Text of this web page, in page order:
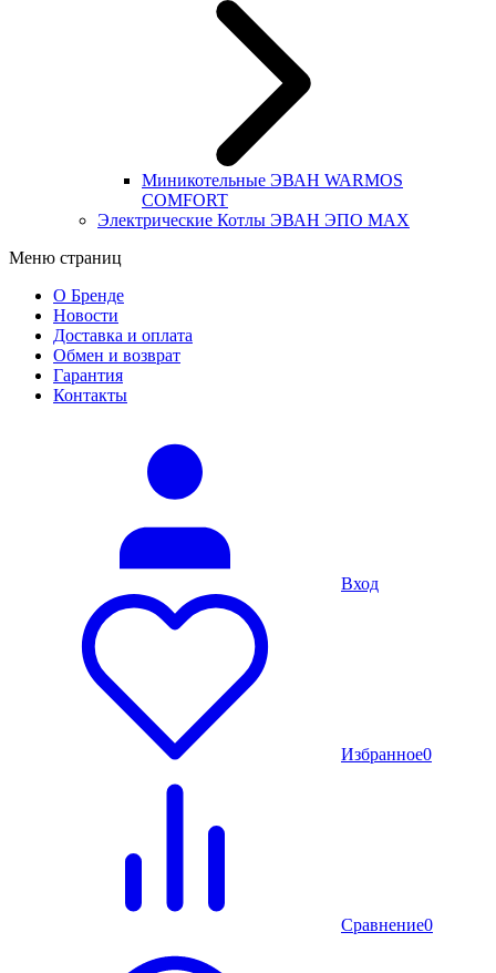
Миникотельные ЭВАН WARMOS
COMFORT
Электрические Котлы ЭВАН ЭПО MAX
Меню страниц
О Бренде
Новости
Доставка и оплата
Обмен и возврат
Гарантия
Контакты
Вход
Избранное0
Сравнение0